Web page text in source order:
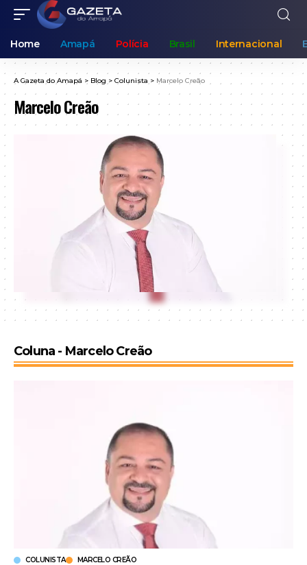
Home Amapá Polícia Brasil Internacional
A Gazeta do Amapá > Blog > Colunista > Marcelo Creão
Marcelo Creão
Coluna - Marcelo Creão
COLUNISTA MARCELO CREÃO